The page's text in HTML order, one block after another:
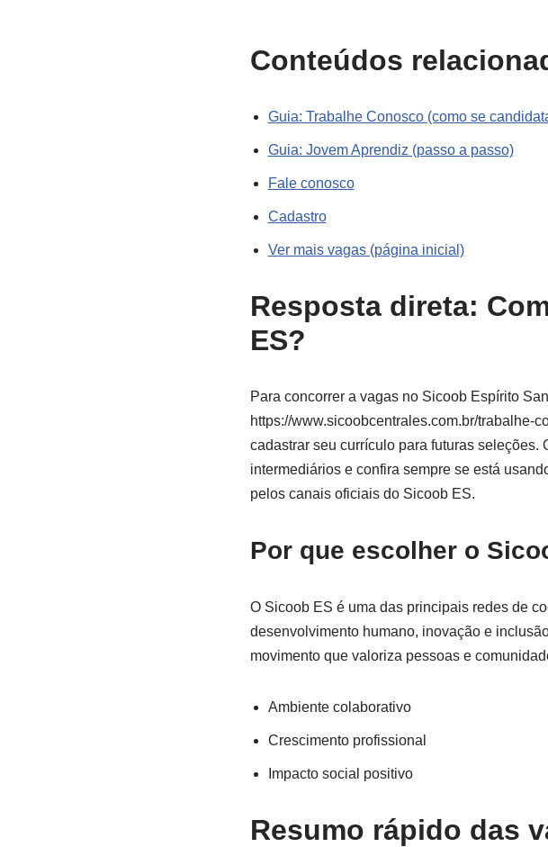
Conteúdos
Guia: Trabalhe Conosco (como se
Guia: Jovem Aprendiz (passo a passo)
Fale conosco
Cadastro
Ver mais vagas (página inicial)
Resposta direta:
ES?
Para concorrer a vagas no Sicoob Espírito
https://www.sicoobcentrales.com.br/trabalhe-
cadastrar seu currículo para futuras seleções.
intermediários e confira sempre se está
pelos canais oficiais do Sicoob ES.
Por que escolher o
O Sicoob ES é uma das principais redes de
desenvolvimento humano, inovação e
movimento que valoriza pessoas e
Ambiente colaborativo
Crescimento profissional
Impacto social positivo
Resumo rápido das